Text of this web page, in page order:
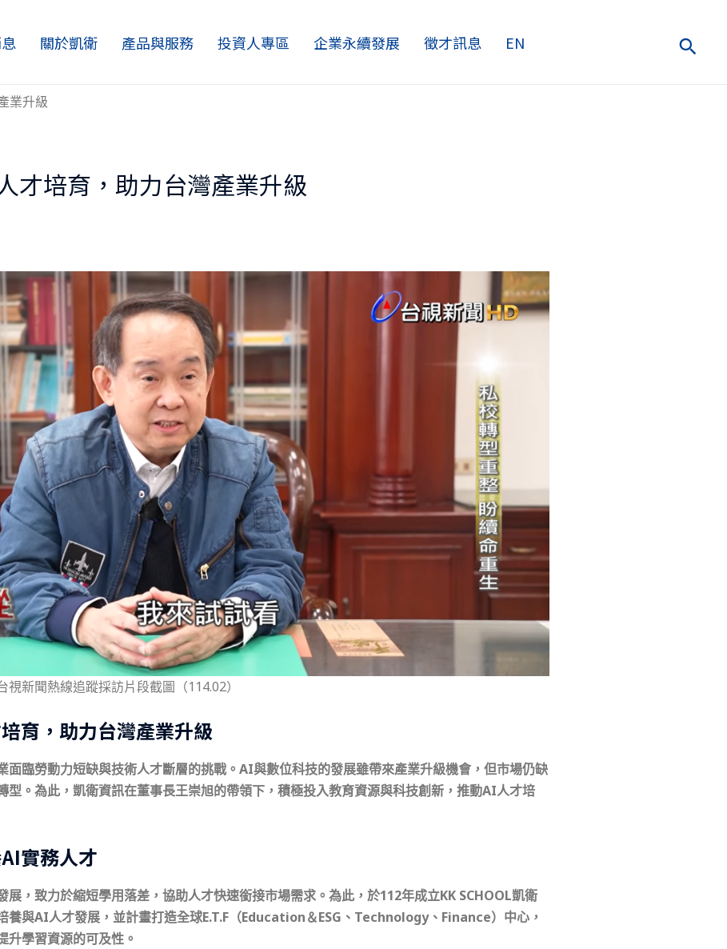
關於凱衛 產品與服務 投資人專區 企業永續發展 徵才訊息 EN
搜
業升級
才培育，助力台灣產業升級
新聞熱線追蹤採訪片段截圖（114.02）
育，助力台灣產業升級
面臨勞動力短缺與技術人才斷層的挑戰。AI與數位科技的發展雖帶來產業升級機會，但市場仍缺
型。為此，凱衛資訊在董事長王崇旭的帶領下，積極投入教育資源與科技創新，推動AI人才培
實務人才
展，致力於縮短學用落差，協助人才快速銜接市場需求。為此，於112年成立KK SCHOOL凱衛
養與AI人才發展，並計畫打造全球E.T.F（Education＆ESG、Technology、Finance）中心，
升學習資源的可及性。